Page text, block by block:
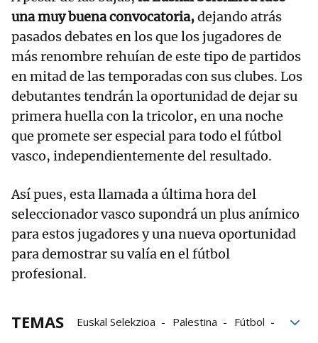
una muy buena convocatoria,dejando atrás
pasados debates en los que los jugadores de
más renombre rehuían de este tipo de partidos
en mitad de las temporadas con sus clubes. Los
debutantes tendrán la oportunidad de dejar su
primera huella con la tricolor, en una noche
que promete ser especial para todo el fútbol
vasco, independientemente del resultado.
Así pues, esta llamada a última hora del
seleccionador vasco supondrá un plus anímico
para estos jugadores y una nueva oportunidad
para demostrar su valía en el fútbol
profesional.
TEMAS Euskal Selekzioa Palestina
Fútbol